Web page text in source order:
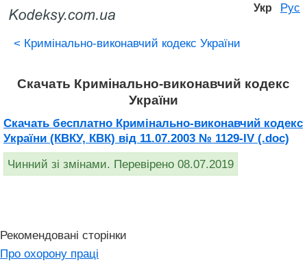
Укр Рус
< Кримінально-виконавчий кодекс України
Скачать Кримінально-виконавчий кодекс
України
Скачать бесплатно Кримінально-виконавчий кодекс
України (КВКУ, КВК) від 11.07.2003 № 1129-IV (.doc)
Чинний зі змінами. Перевірено 08.07.2019
Рекомендовані сторінки
Про охорону праці